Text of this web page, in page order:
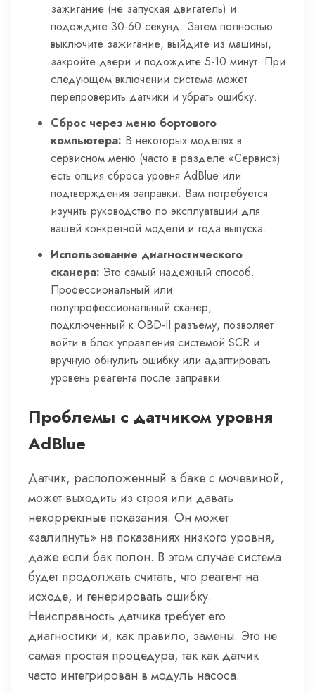
зажигание (не запуская двигатель) и
подождите 30-60 секунд. Затем полностью
выключите зажигание, выйдите из машины,
закройте двери и подождите 5-10 минут. При
следующем включении система может
перепроверить датчики и убрать ошибку.
Сброс через меню бортового
компьютера: В некоторых моделях в
сервисном меню (часто в разделе «Сервис»)
есть опция сброса уровня AdBlue или
подтверждения заправки. Вам потребуется
изучить руководство по эксплуатации для
вашей конкретной модели и года выпуска.
Использование диагностического
сканера: Это самый надежный способ.
Профессиональный или
полупрофессиональный сканер,
подключенный к OBD-II разъему, позволяет
войти в блок управления системой SCR и
вручную обнулить ошибку или адаптировать
уровень реагента после заправки.
Проблемы с датчиком уровня
AdBlue
Датчик, расположенный в баке с мочевиной,
может выходить из строя или давать
некорректные показания. Он может
«залипнуть» на показаниях низкого уровня,
даже если бак полон. В этом случае система
будет продолжать считать, что реагент на
исходе, и генерировать ошибку.
Неисправность датчика требует его
диагностики и, как правило, замены. Это не
самая простая процедура, так как датчик
часто интегрирован в модуль насоса.